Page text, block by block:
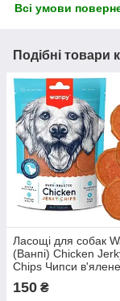
Всі умови
Подібні товари
Ласощі для собак
(Ванпі) Chicken
Chips Чипси
курки, 100 г
150 ₴